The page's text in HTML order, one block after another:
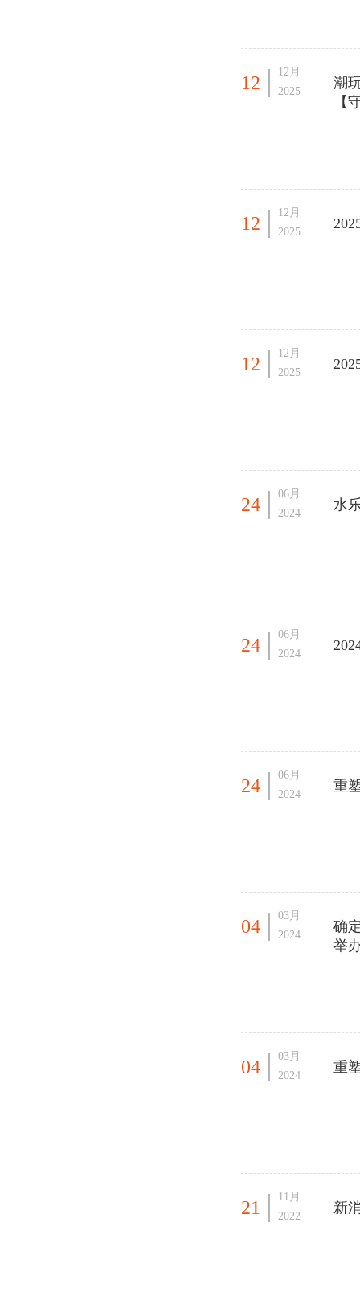
12
12月
2025
潮
【
12
12月
2025
12
12月
2025
24
06月
2024
水
24
06月
2024
24
06月
2024
重
04
03月
2024
确
举
04
03月
2024
重
21
11月
2022
新